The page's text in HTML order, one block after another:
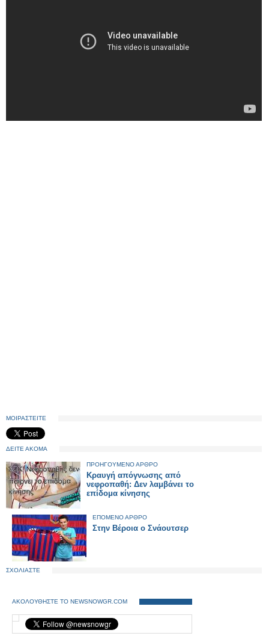
ΜΟΙΡΑΣΤΕΙΤΕ
ΔΕΙΤΕ ΑΚΟΜΑ
ΠΡΟΗΓΟΥΜΕΝΟ ΑΡΘΡΟ
Κραυγή απόγνωσης από
νεφροπαθή: Δεν λαμβάνει το
επίδομα κίνησης
ΕΠΟΜΕΝΟ ΑΡΘΡΟ
Στην Βέροια ο Σνάουτσερ
ΣΧΟΛΙΑΣΤΕ
ΑΚΟΛΟΥΘΗΣΤΕ ΤΟ NEWSNOWGR.COM